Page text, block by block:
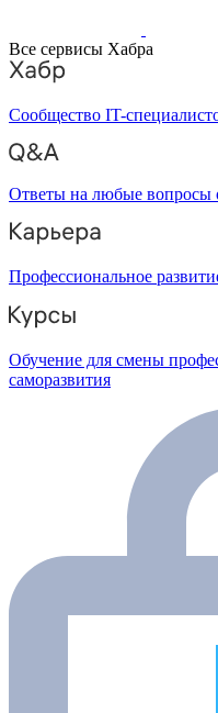
Все сервисы Хабра
Сообщество IT-
Ответы на любые вопросы
Профессиональное
Обучение для смены
саморазвития